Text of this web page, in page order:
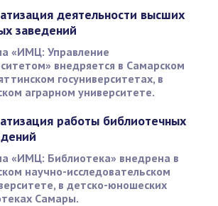
деятельности высших
заведений
«ИМЦ: Управление
внедряется в Самарском
госуниверситетах, в
аграрном университете.
работы библиотечных
«ИМЦ: Библиотека» внедрена в
научно-исследовательском
в детско-юношеских
Самары.